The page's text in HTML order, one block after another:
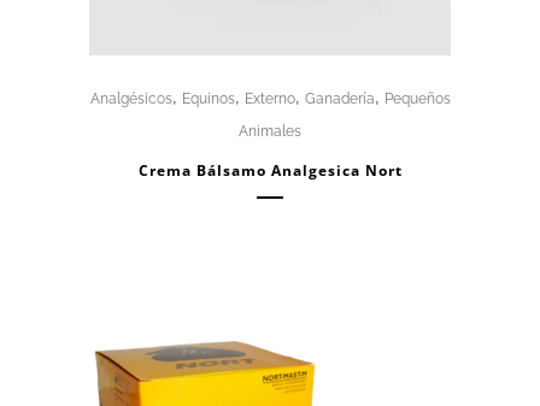
Analgésicos, Equinos, Externo, Ganadería, Pequeños
Animales
Crema Bálsamo Analgesica Nort